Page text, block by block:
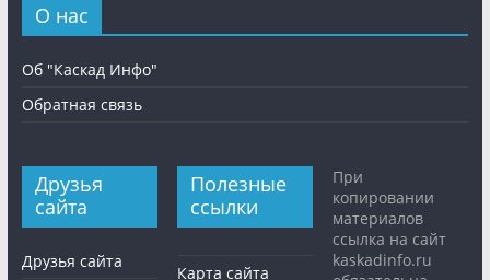
О нас
Об "Каскад Инфо"
Обратная связь
Друзья
сайта
Друзья сайта
Полезные
ссылки
Карта сайта
При
копировании
материалов
ссылка на сайт
kaskadinfo.ru